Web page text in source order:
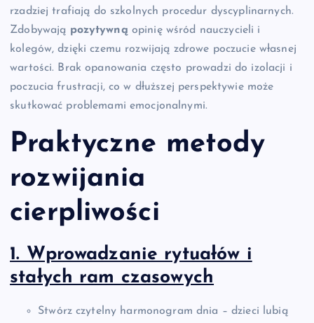
rzadziej trafiają do szkolnych procedur dyscyplinarnych.
Zdobywają pozytywną opinię wśród nauczycieli i
kolegów, dzięki czemu rozwijają zdrowe poczucie własnej
wartości. Brak opanowania często prowadzi do izolacji i
poczucia frustracji, co w dłuższej perspektywie może
skutkować problemami emocjonalnymi.
Praktyczne metody
rozwijania
cierpliwości
1. Wprowadzanie rytuałów i
stałych ram czasowych
Stwórz czytelny harmonogram dnia – dzieci lubią